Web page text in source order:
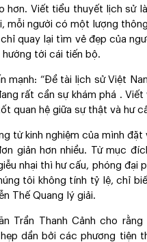
hơn. Viết tiểu thuyết lịch sử
mỗi người có một lượng
quay lại tìm vẻ đẹp của
tới cái tiến bộ.
mạnh: “Đề tài lịch sử Việt
rất cần sự khám phá .
quan hệ giữa sự thật và hư
từ kinh nghiệm của mình
giản hơn nhiều. Từ mục
nhại thì hư cấu, phóng đại
tôi không tính tỷ lệ, chỉ
Thế Quang lý giải.
Trần Thanh Cảnh cho
dần bởi các phương tiện